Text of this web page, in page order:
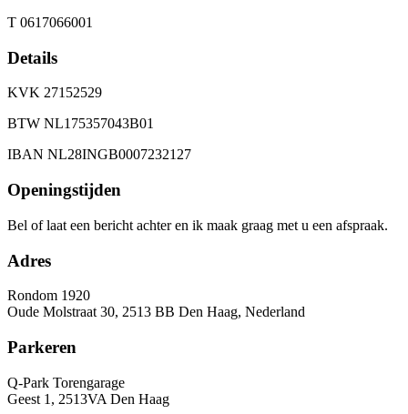
T 0617066001
Details
KVK 27152529
BTW NL175357043B01
IBAN NL28INGB0007232127
Openingstijden
Bel of laat een bericht achter en ik maak graag met u een afspraak.
Adres
Rondom 1920
Oude Molstraat 30, 2513 BB Den Haag, Nederland
Parkeren
Q-Park Torengarage
Geest 1, 2513VA Den Haag